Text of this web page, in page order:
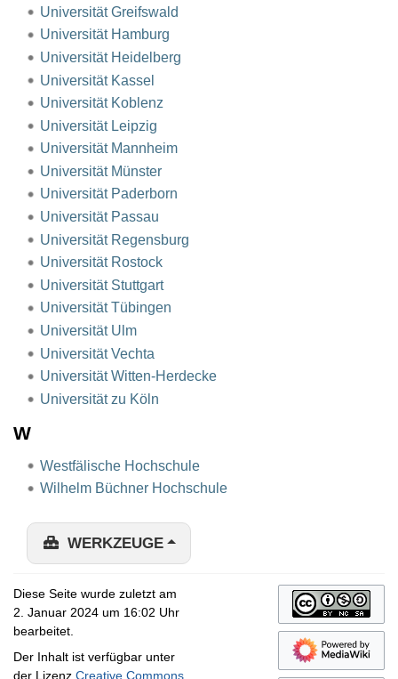
Universität Greifswald
Universität Hamburg
Universität Heidelberg
Universität Kassel
Universität Koblenz
Universität Leipzig
Universität Mannheim
Universität Münster
Universität Paderborn
Universität Passau
Universität Regensburg
Universität Rostock
Universität Stuttgart
Universität Tübingen
Universität Ulm
Universität Vechta
Universität Witten-Herdecke
Universität zu Köln
W
Westfälische Hochschule
Wilhelm Büchner Hochschule
WERKZEUGE
Diese Seite wurde zuletzt am
2. Januar 2024 um 16:02 Uhr
bearbeitet.
Der Inhalt ist verfügbar unter
der Lizenz Creative Commons